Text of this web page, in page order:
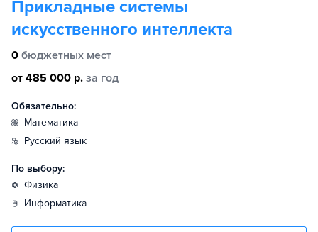
Прикладные системы
искусственного интеллекта
0 бюджетных мест
от 485 000 р. за год
Обязательно:
математика
русский язык
По выбору:
физика
информатика